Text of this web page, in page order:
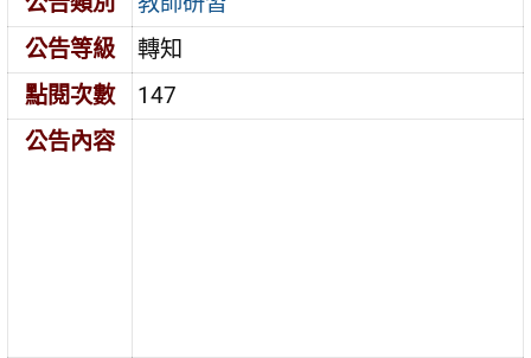
公告等級
轉知
點閱次數
147
公告內容